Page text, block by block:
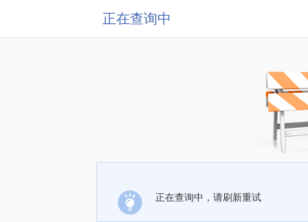
正在查询中
正在查询中，请刷新重试